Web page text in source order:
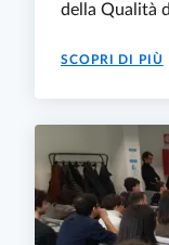
della Qualità
SCOPRI DI PIÙ